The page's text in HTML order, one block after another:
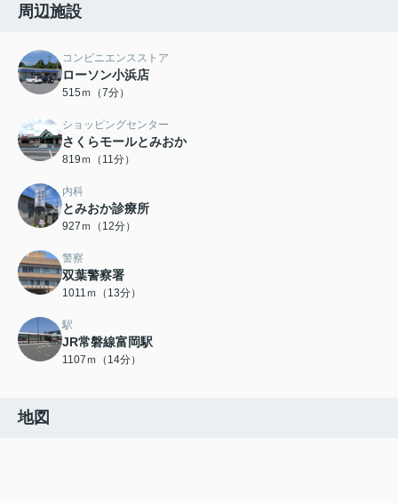
周辺施設
コンビニエンスストア
ローソン小浜店
515ｍ（7分）
ショッピングセンター
さくらモールとみおか
819ｍ（11分）
内科
とみおか診療所
927ｍ（12分）
警察
双葉警察署
1011ｍ（13分）
駅
JR常磐線富岡駅
1107ｍ（14分）
地図